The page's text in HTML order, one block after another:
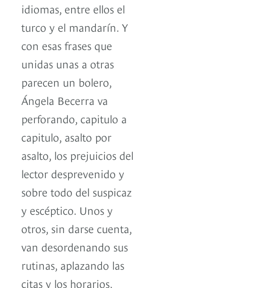
idiomas, entre ellos el
turco y el mandarín. Y
con esas frases que
unidas unas a otras
parecen un bolero,
Ángela Becerra va
perforando, capitulo a
capitulo, asalto por
asalto, los prejuicios del
lector desprevenido y
sobre todo del suspicaz
y escéptico. Unos y
otros, sin darse cuenta,
van desordenando sus
rutinas, aplazando las
citas y los horarios,